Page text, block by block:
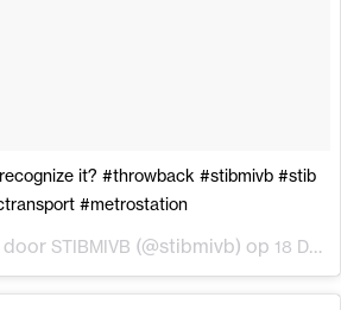
it? #throwback #stibmivb #stib
#metrostation
door STIBMIVB (@stibmivb) op 18 Dec 2017 om 4:37 (PST)